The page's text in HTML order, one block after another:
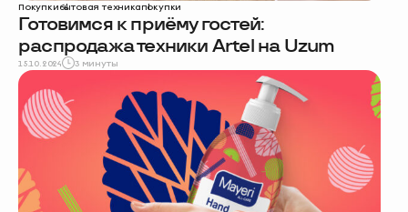
Покупкибытовая техникапокупки
Готовимся к приёму гостей:
распродажа техники Artel на Uzum
15.10.2024 3 минуты